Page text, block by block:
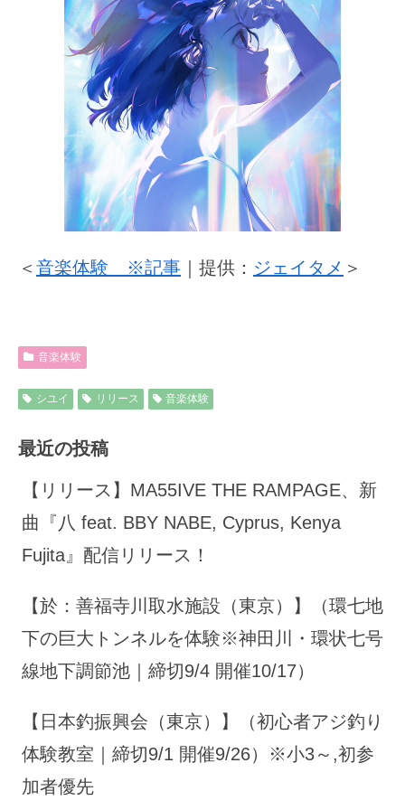
＜ 音楽体験 ※記事 ｜提供： ジェイタメ ＞
音楽体験
シユイ リリース 音楽体験
最近の投稿
【リリース】MA55IVE THE RAMPAGE、新
曲『八 feat. BBY NABE, Cyprus, Kenya
Fujita』配信リリース！
【於：善福寺川取水施設（東京）】（環七地
下の巨大トンネルを体験※神田川・環状七号
線地下調節池｜締切9/4 開催10/17）
【日本釣振興会（東京）】（初心者アジ釣り
体験教室｜締切9/1 開催9/26）※小3～,初参
加者優先